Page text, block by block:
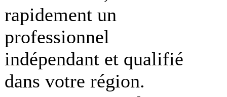
rapidement un
professionnel
indépendant et qualifié
dans votre région.